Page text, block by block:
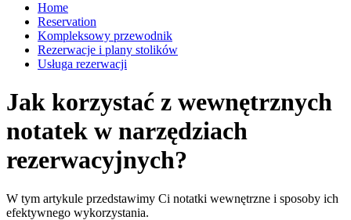
Home
Reservation
Kompleksowy przewodnik
Rezerwacje i plany stolików
Usługa rezerwacji
Jak korzystać z wewnętrznych
notatek w narzędziach
rezerwacyjnych?
W tym artykule przedstawimy Ci notatki wewnętrzne i sposoby ich
efektywnego wykorzystania.